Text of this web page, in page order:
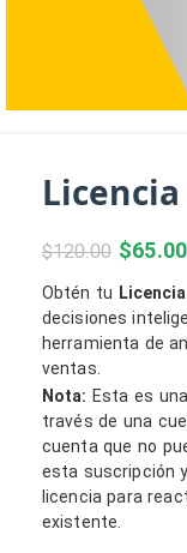
$120.00 $65.00
Obtén tu
decisiones
herramienta de
ventas.
Nota: Esta es
través de una
cuenta que no
esta suscripción
licencia para
existente.